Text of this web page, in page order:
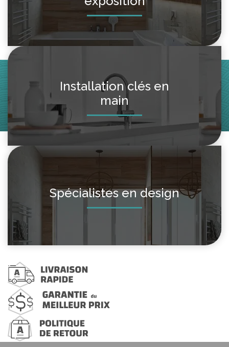
Installation clés en
main
Spécialistes en design